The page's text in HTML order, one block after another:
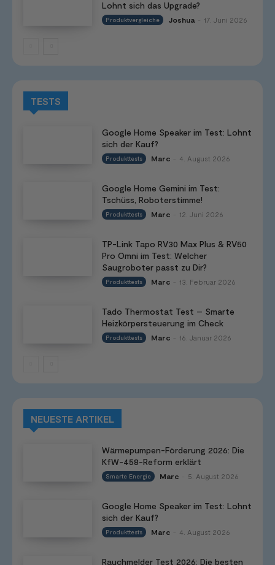
Lohnt sich das Upgrade?
Produktvergleiche Joshua 17. Juni 2026
TESTS
Google Home Speaker im Test: Lohnt
sich der Kauf?
Produkttests Marc 4. August 2026
Google Home Gemini im Test:
Tschüss, Roboterstimme!
Produkttests Marc 12. Juni 2026
TP-Link Tapo RV30 Max Plus & RV50
Pro Omni im Test: Welcher
Saugroboter passt zu Dir?
Produkttests Marc 13. Februar 2026
Tado Thermostat Test – Smarte
Heizkörpersteuerung im Check
Produkttests Marc 16. Januar 2026
NEUESTE ARTIKEL
Wärmepumpen-Förderung 2026: Die
KfW-458-Reform erklärt
Smarte Energie Marc 5. August 2026
Google Home Speaker im Test: Lohnt
sich der Kauf?
Produkttests Marc 4. August 2026
Rauchmelder Test 2026: Die besten